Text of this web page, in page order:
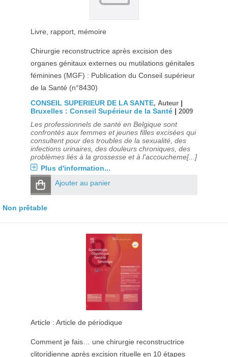
Livre, rapport, mémoire
Chirurgie reconstructrice après excision des
organes génitaux externes ou mutilations génitales
féminines (MGF) : Publication du Conseil supérieur
de la Santé (n°8430)
CONSEIL SUPERIEUR DE LA SANTE, Auteur |
Bruxelles : Conseil Supérieur de la Santé| 2009
Les professionnels de santé en Belgique sont
confrontés aux femmes et jeunes filles excisées qui
consultent pour des troubles de la sexualité, des
infections urinaires, des douleurs chroniques, des
problèmes liés à la grossesse et à l'accoucheme[...]
Plus d'information...
Ajouter au panier
Non prêtable
Article : Article de périodique
Comment je fais… une chirurgie reconstructrice
clitoridienne après excision rituelle en 10 étapes